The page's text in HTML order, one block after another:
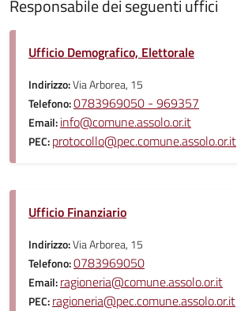
Responsabile dei seguenti uffici
Ufficio Demografico, Elettorale
Indirizzo:Via Arborea, 15
Telefono:0783969050 - 969357
Email:info@comune.assolo.or.it
PEC:protocollo@pec.comune.assolo.or.it
Ufficio Finanziario
Indirizzo:Via Arborea, 15
Telefono:0783969050
Email:ragioneria@comune.assolo.or.it
PEC:ragioneria@pec.comune.assolo.or.it